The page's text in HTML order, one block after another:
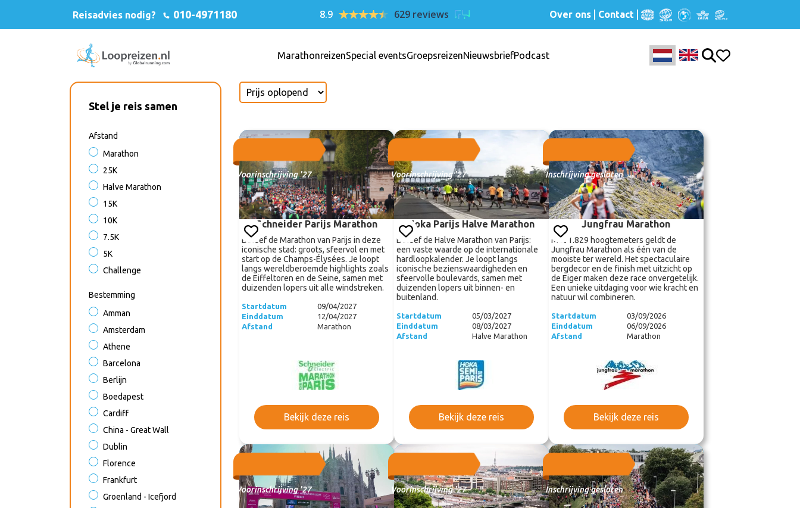
Reisadvies nodig? 010-4971180 8.9 629 reviews Over ons Contact
MarathonreizenSpecial eventsGroepsreizenNieuwsbriefPodcast
Stel je reis samen
Afstand
Marathon
25K
Halve Marathon
15K
10K
7.5K
5K
Challenge
Bestemming
Amman
Amsterdam
Athene
Barcelona
Berlijn
Boedapest
Cardiff
China - Great Wall
Dublin
Florence
Frankfurt
Groenland - Icefjord
Voorinschrijving '27
Schneider Parijs Marathon
Beleef de Marathon van Parijs in deze
iconische stad: groots, sfeervol en met
start op de Champs-Élysées. Je loopt
langs wereldberoemde highlights zoals
de Eiffeltoren en de Seine, samen met
duizenden lopers uit alle windstreken.
Startdatum
09/04/2027
Einddatum
12/04/2027
Afstand
Marathon
Bekijk deze reis
Voorinschrijving '27
Hoka Parijs Halve Marathon
Beleef de Halve Marathon van Parijs:
een vaste waarde op de internationale
hardloopkalender. Je loopt langs
iconische bezienswaardigheden en
sfeervolle boulevards, samen met
duizenden lopers uit binnen- en
buitenland.
Startdatum
05/03/2027
Einddatum
08/03/2027
Afstand
Halve Marathon
Bekijk deze reis
Inschrijving gesloten
Jungfrau Marathon
Met 1.829 hoogtemeters geldt de
Jungfrau Marathon als één van de
mooiste ter wereld. Het spectaculaire
bergdecor en de finish met uitzicht op
de Eiger maken deze race onvergetelijk.
Een unieke uitdaging voor wie kracht en
natuur wil combineren.
Startdatum
03/09/2026
Einddatum
06/09/2026
Afstand
Marathon
Bekijk deze reis
Voorinschrijving '27 Voorinschrijving '27 Inschrijving gesloten